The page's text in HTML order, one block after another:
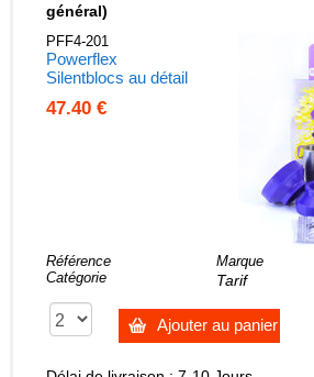
général)
Référence
PFF4-201
Marque
Powerflex
Catégorie
Silentblocs au détail
Tarif
47.40 €
Ajouter au panier